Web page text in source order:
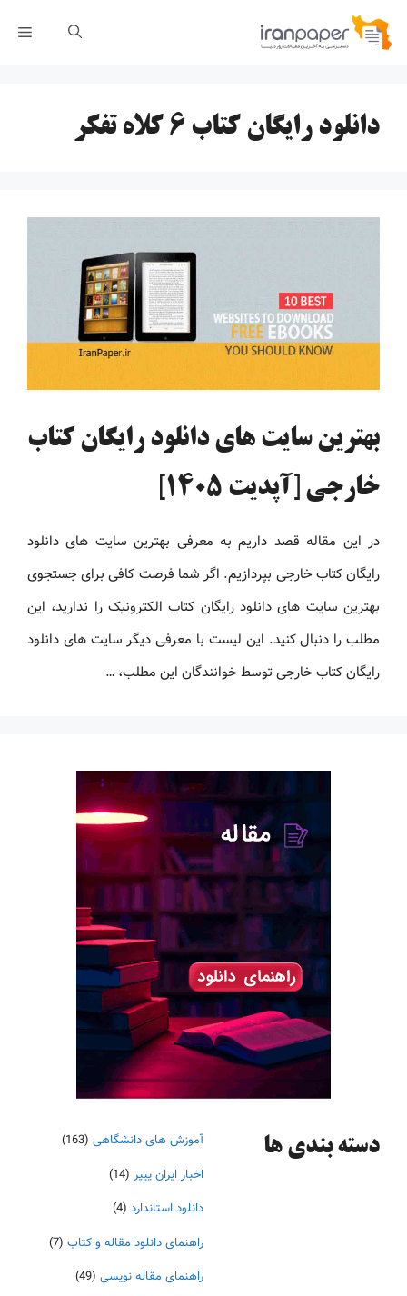
پرش
دانلود رایگان کتاب 6 کلاه تفکر
بهترین سایت های دانلود رایگان کتاب
خارجی [آپدیت 1405]
در این مقاله قصد داریم به معرفی بهترین سایت های دانلود
رایگان کتاب خارجی بپردازیم. اگر شما فرصت کافی برای جستجوی
بهترین سایت های دانلود رایگان کتاب الکترونیک را ندارید، این
مطلب را دنبال کنید. این لیست با معرفی دیگر سایت های دانلود
رایگان کتاب خارجی توسط خوانندگان این مطلب، …
دسته‌ بندی ها آموزش های دانشگاهی (163)
اخبار ایران پیپر (14)
دانلود استاندارد (4)
راهنمای دانلود مقاله و کتاب (7)
راهنمای مقاله نویسی (49)